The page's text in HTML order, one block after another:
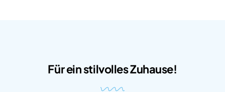
Für ein stilvolles Zuhause!